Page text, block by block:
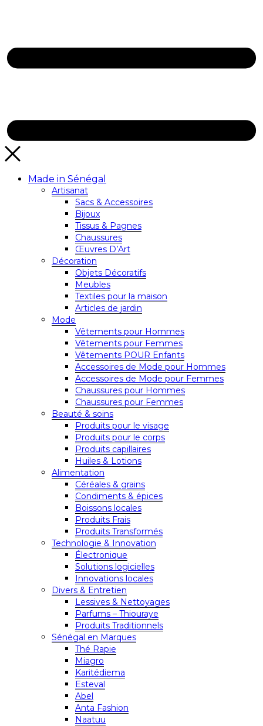
Made in Sénégal
Artisanat
Sacs & Accessoires
Bijoux
Tissus & Pagnes
Chaussures
Œuvres D’Art
Décoration
Objets Décoratifs
Meubles
Textiles pour la maison
Articles de jardin
Mode
Vêtements pour Hommes
Vêtements pour Femmes
Vêtements POUR Enfants
Accessoires de Mode pour Hommes
Accessoires de Mode pour Femmes
Chaussures pour Hommes
Chaussures pour Femmes
Beauté & soins
Produits pour le visage
Produits pour le corps
Produits capillaires
Huiles & Lotions
Alimentation
Céréales & grains
Condiments & épices
Boissons locales
Produits Frais
Produits Transformés
Technologie & Innovation
Électronique
Solutions logicielles
Innovations locales
Divers & Entretien
Lessives & Nettoyages
Parfums – Thiouraye
Produits Traditionnels
Sénégal en Marques
Thé Rapie
Miagro
Karitédiema
Esteval
Abel
Anta Fashion
Naatuu